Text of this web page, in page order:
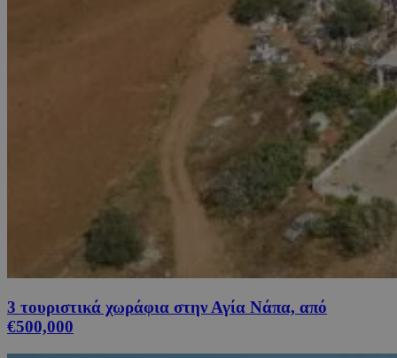
3 τουριστικά χωράφια στην Αγία Νάπα, από
€500,000